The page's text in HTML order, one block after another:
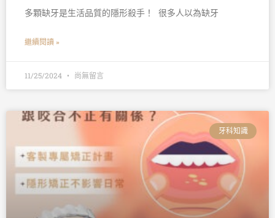
多顆缺牙是生活品質的隱形殺手！ 󠀠 很多人以為缺牙
繼續閱讀 »
11/25/2024 尚無留言
牙科知識